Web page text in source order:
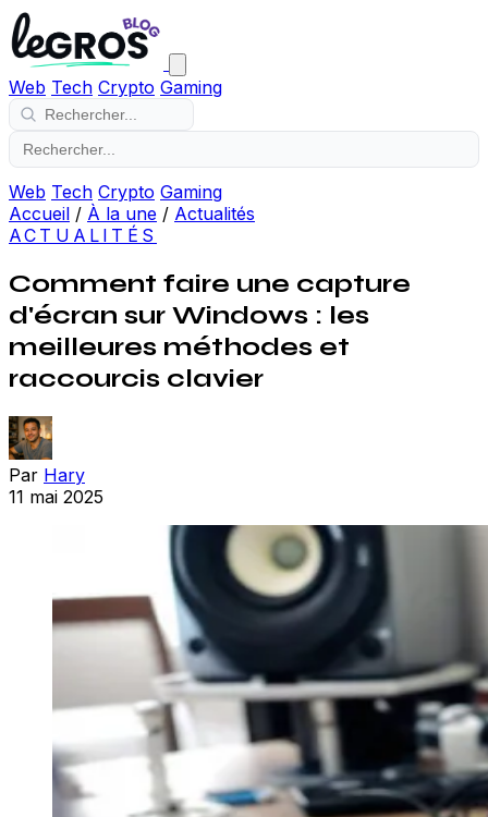
Web Tech Crypto Gaming
Web Tech Crypto Gaming
Accueil / À la une / Actualités
ACTUALITÉS
Comment faire une capture
d'écran sur Windows : les
meilleures méthodes et
raccourcis clavier
Par Hary
11 mai 2025